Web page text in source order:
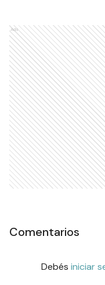
Ads
Comentarios
Debés iniciar